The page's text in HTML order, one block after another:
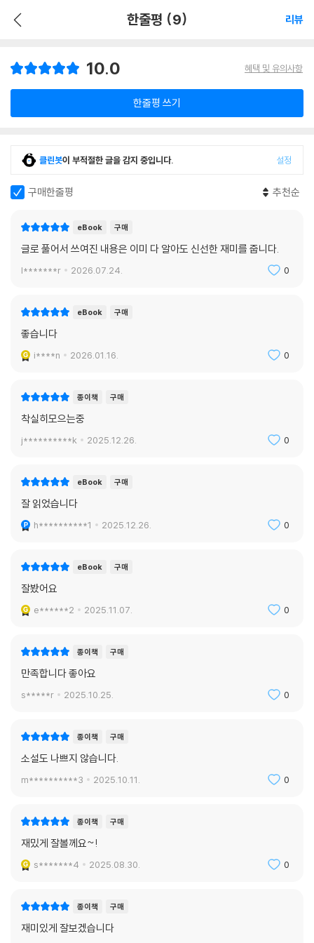
한줄평 (9) 리뷰
10.0 혜택 및 유의사항
한줄평 쓰기
클린봇이 부적절한 글을 감지 중입니다. 설정
구매한줄평 추천순
eBook 구매
글로 풀어서 쓰여진 내용은 이미 다 알아도 신선한 재미를 줍니다.
l*******r 2026.07.24. 0
eBook 구매
좋습니다
i****n 2026.01.16. 0
종이책 구매
착실히모으는중
j**********k 2025.12.26. 0
eBook 구매
잘 읽었습니다
h**********1 2025.12.26. 0
eBook 구매
잘봤어요
e******2 2025.11.07. 0
종이책 구매
만족합니다 좋아요
s*****r 2025.10.25. 0
종이책 구매
소설도 나쁘지 않습니다.
m**********3 2025.10.11. 0
종이책 구매
재밌게 잘볼께요~!
s*******4 2025.08.30. 0
종이책 구매
재미있게 잘보겠습니다